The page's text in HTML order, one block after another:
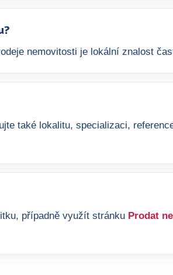
nemovitosti je lokální znalost
také lokalitu, specializaci,
případně využít stránku Prodat